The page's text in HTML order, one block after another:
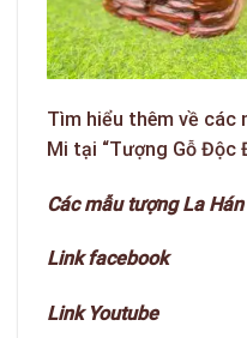
Tìm hiểu thêm về các
Mi tại “Tượng Gỗ Độc
Các mẫu tượng La
Link facebook
Link Youtube